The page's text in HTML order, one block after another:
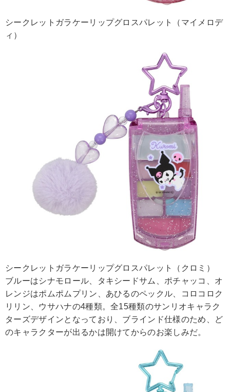
シークレットガラケーリップグロスパレット（マイメロデ
ィ）
シークレットガラケーリップグロスパレット（クロミ）
ブルーはシナモロール、タキシードサム、ポチャッコ、オ
レンジはポムポムプリン、あひるのペックル、コロコロク
リリン、ウサハナの4種類。全15種類のサンリオキャラク
ターズデザインとなっており、ブラインド仕様のため、ど
のキャラクターが出るかは開けてからのお楽しみだ。